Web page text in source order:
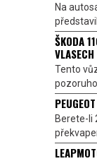
Na
ŠKODA
VLASECH
Tento
Berete-li